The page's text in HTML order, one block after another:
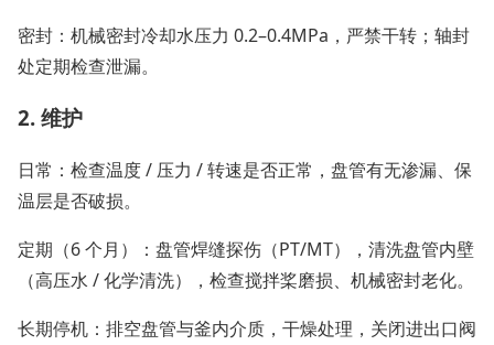
密封：机械密封冷却水压力 0.2–0.4MPa，严禁干转；轴封
处定期检查泄漏。
2. 维护
日常：检查温度 / 压力 / 转速是否正常，盘管有无渗漏、保
温层是否破损。
定期（6 个月）：盘管焊缝探伤（PT/MT），清洗盘管内壁
（高压水 / 化学清洗），检查搅拌桨磨损、机械密封老化。
长期停机：排空盘管与釜内介质，干燥处理，关闭进出口阀